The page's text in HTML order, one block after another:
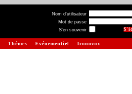
Nom d'utilisateur
Mot de passe
S'en souvenir
Thèmes Evénementiel Iconovox